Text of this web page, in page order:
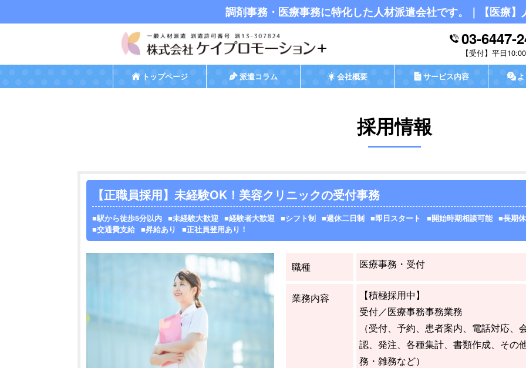
調剤事務・医療事務に特化した人材派遣会社です。｜【医療】
03-6447-
平日
トップページ 派遣コラム 会社概要 サービス内容
採用情報
【正職員採用】未経験OK！美容クリニックの受付事務
駅から徒歩5分以内 未経験大歓迎 経験者大歓迎 シフト制 週休二日制 即日スタート 開始時期相談可能 長期
交通費支給
昇給あり 正社員登用あり！
職種 医療事務・受付
業務内容
【積極採用中】
受付／医療事務事務業務
（受付、予約、患者案内、電話対応
認、発注、各種集計、書類作成、その
務・雑務など）